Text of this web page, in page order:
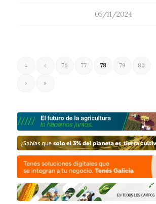
05/11/2024
« ‹ 76 77 78 79 80
› »